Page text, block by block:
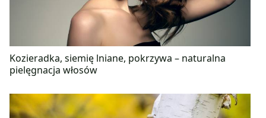
Kozieradka, siemię lniane, pokrzywa – naturalna
pielęgnacja włosów